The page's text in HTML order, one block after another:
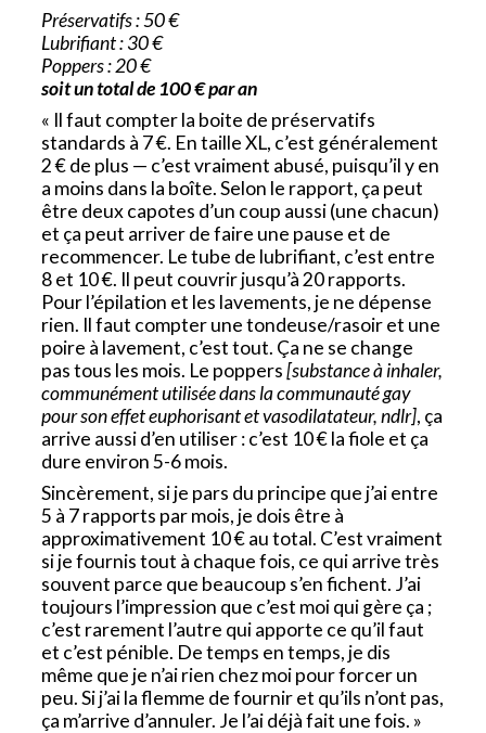
Préservatifs : 50 €
Lubrifiant : 30 €
Poppers : 20 €
soit un total de 100 € par an
« Il faut compter la boite de préservatifs
standards à 7 €. En taille XL, c’est généralement
2 € de plus — c’est vraiment abusé, puisqu’il y en
a moins dans la boîte. Selon le rapport, ça peut
être deux capotes d’un coup aussi (une chacun)
et ça peut arriver de faire une pause et de
recommencer. Le tube de lubrifiant, c’est entre
8 et 10 €. Il peut couvrir jusqu’à 20 rapports.
Pour l’épilation et les lavements, je ne dépense
rien. Il faut compter une tondeuse/rasoir et une
poire à lavement, c’est tout. Ça ne se change
pas tous les mois. Le poppers[substance à inhaler,
communément utilisée dans la communauté gay
pour son effet euphorisant et vasodilatateur, ndlr], ça
arrive aussi d’en utiliser : c’est 10 € la fiole et ça
dure environ 5-6 mois.
Sincèrement, si je pars du principe que j’ai entre
5 à 7 rapports par mois, je dois être à
approximativement 10 € au total. C’est vraiment
si je fournis tout à chaque fois, ce qui arrive très
souvent parce que beaucoup s’en fichent. J’ai
toujours l’impression que c’est moi qui gère ça ;
c’est rarement l’autre qui apporte ce qu’il faut
et c’est pénible. De temps en temps, je dis
même que je n’ai rien chez moi pour forcer un
peu. Si j’ai la flemme de fournir et qu’ils n’ont pas,
ça m’arrive d’annuler. Je l’ai déjà fait une fois. »